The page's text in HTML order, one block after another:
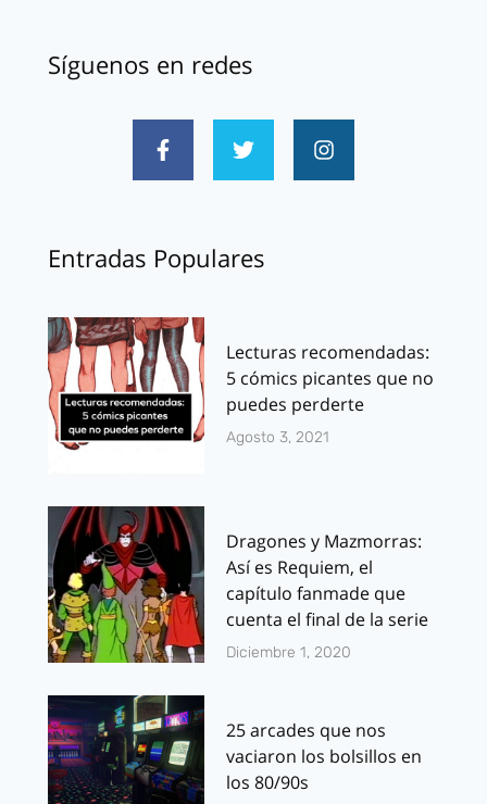
Síguenos en redes
Entradas Populares
Lecturas recomendadas:
5 cómics picantes que no
puedes perderte
Agosto 3, 2021
Dragones y Mazmorras:
Así es Requiem, el
capítulo fanmade que
cuenta el final de la serie
Diciembre 1, 2020
25 arcades que nos
vaciaron los bolsillos en
los 80/90s